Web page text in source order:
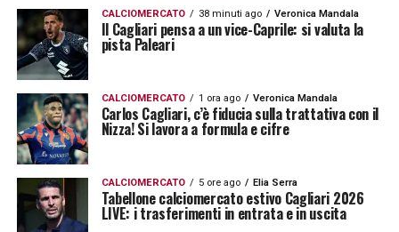
Sadiq,SalahCALCIOMERCATO 38 minuti ago Veronica Mandala
Il Cagliari pensa a un vice-Caprile: si valuta la
pista Paleari
CALCIOMERCATO 1 ora ago Veronica Mandala
Carlos Cagliari, c’è fiducia sulla trattativa con il
Nizza! Si lavora a formula e cifre
CALCIOMERCATO 5 ore ago Elia Serra
Tabellone calciomercato estivo Cagliari 2026
LIVE: i trasferimenti in entrata e in uscita